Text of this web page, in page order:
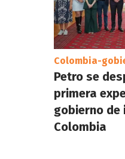
Colombia-
Petro se
primera
gobierno de
Colombia